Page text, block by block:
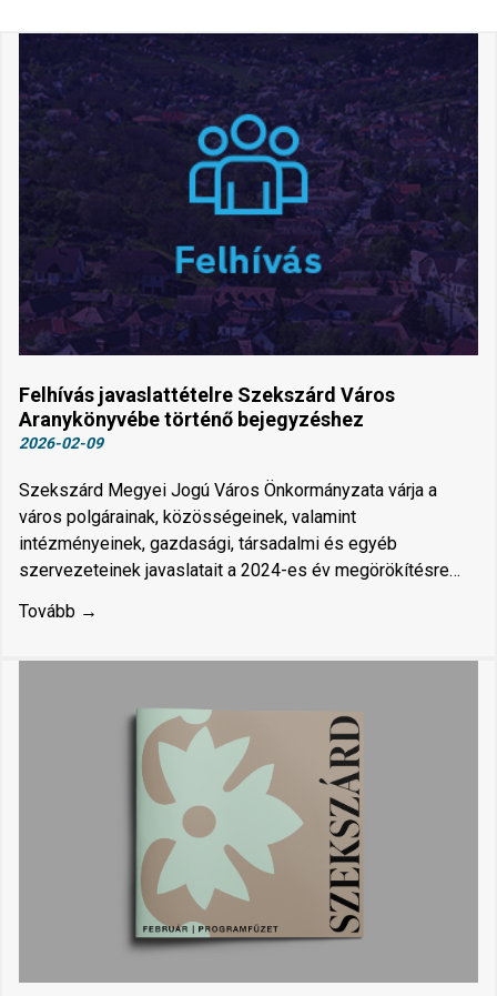
Felhívás javaslattételre Szekszárd Város
Aranykönyvébe történő bejegyzéshez
2026-02-09
Szekszárd Megyei Jogú Város Önkormányzata várja a
város polgárainak, közösségeinek, valamint
intézményeinek, gazdasági, társadalmi és egyéb
szervezeteinek javaslatait a 2024-es év megörökítésre…
Tovább →